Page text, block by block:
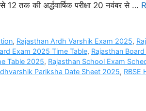
12 तक की अर्द्धवार्षिक परीक्षा 20 नवंबर से …
, Rajasthan Ardh Varshik Exam 2025,
Exam 2025 Time Table, Rajasthan
Table 2025, Rajasthan School Exam
Pariksha Date Sheet 2025, RBSE